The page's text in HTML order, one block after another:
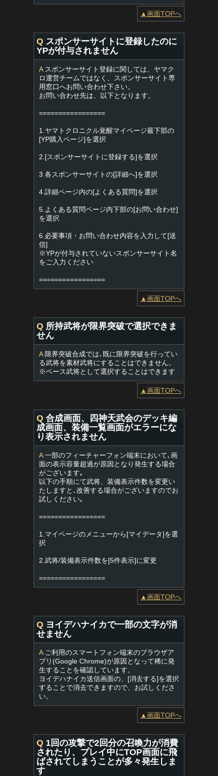
▲画面TOPへ
Q スポンサーサイトに登録したのに
YPが付与されません
Aスポンサーサイト登録に関しては、ヤマク
ロ運営チームではなく、スポンサーサイト専
用窓口へお問い合わせ下さい。
お問い合わせ先は、以下となります。
=================
1.ヤマトクロニクル覚醒マイページ最下部の
[YP購入ページ]を選択
2.[スポンサーサイトに登録する]を選択
3.各スポンサーサイトの[詳細へ]を選択
4.詳細ページ内の[よくある質問]を選択
5.よくある質問ページ内下部の[お問い合わせ]
を選択
6.必要事項・お問い合わせ内容を入力して[送
信]
※YPが付与されていないスポンサーサイト名
をご入力ください
=================
▲画面TOPへ
Q 所持武将が限界突破で選択できま
せん
A限界突破合成では､既に限界突破を行ってい
る武将を素材武将にすることはできません。
※ベース武将として選択することはできます
▲画面TOPへ
Q 合成画面、四神天武会のデッキ編
成画面、装備一覧画面がエラーにな
り表示されません
A一部のフィーチャーフォン端末において､画
面の表示容量超過が原因となり発生する場合
がございます｡
以下の手順にて武将、装備表示件数を変更い
たしますと､改善する場合がございますのでお
試しください｡
=================
1.マイページのメニューから[マイデータ]を選
択
2.武将/装備表示件数を[5件表示]に変更
=================
▲画面TOPへ
Q ヨイデハナイカで一部の文字が消
せません
Aご利用のスマートフォン端末のブラウザア
プリ(Google Chrome)が原因となって稀に発
生することを確認しています。
ヨイデハナイカ送信画面の、[消去する]を選択
することで消去できますので、お試しくださ
い。
▲画面TOPへ
Q 1回の攻撃で2回分の召喚力が消費
されたり、プレイ中にTOP画面に飛
ばされてしまうことが多々発生しま
す